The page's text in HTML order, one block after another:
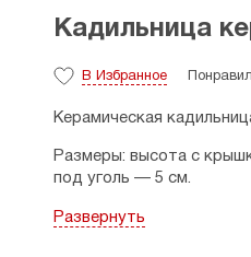
Кадильница
В Избранное
Керамическая
Размеры: высота с
под уголь — 5 см.
Страна производитель:
Развернуть